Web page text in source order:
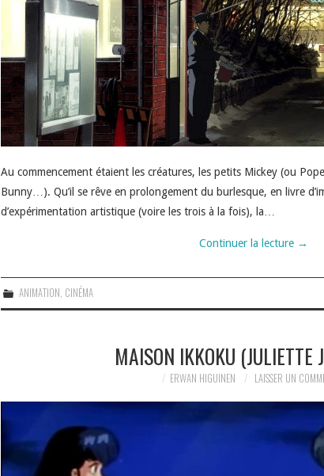
Au commencement étaient les créatures, les petits Mickey (ou
Bunny…). Qu’il se rêve en prolongement du burlesque, en livre
d’expérimentation artistique (voire les trois à la fois), la…
Continuer la lecture →
ANIMATION, CINÉMA
MAISON IKKOKU (JULIETTE
ERWAN HIGUINEN LAISSER UN